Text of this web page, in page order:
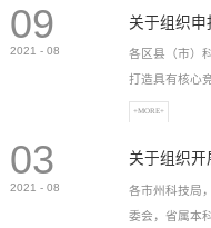
）奖等，最高
09
2021 - 08
各区县（市）
打造具有核心
高新技术企业
+MORE+
03
2021 - 08
各市州科技局
委会，省属本